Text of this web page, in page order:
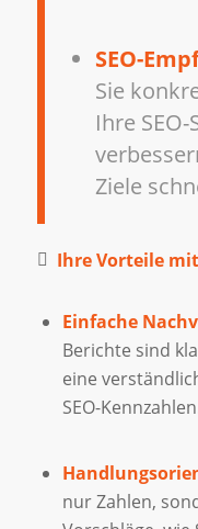
SEO-
Sie
Ihre
Ziele
Ihre Vorteile
Einfache
Berichte sind
eine
SEO-
nur Zahlen,